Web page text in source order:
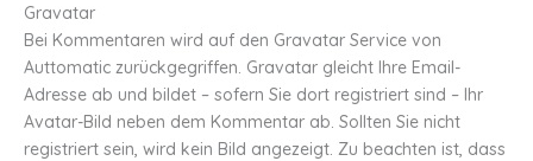
Gravatar
Bei Kommentaren wird auf den Gravatar Service von
Auttomatic zurückgegriffen. Gravatar gleicht Ihre Email-
Adresse ab und bildet – sofern Sie dort registriert sind – Ihr
Avatar-Bild neben dem Kommentar ab. Sollten Sie nicht
registriert sein, wird kein Bild angezeigt. Zu beachten ist, dass